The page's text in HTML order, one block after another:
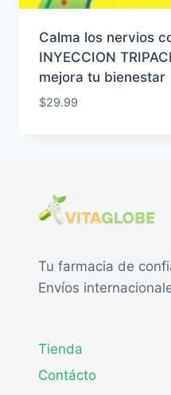
Calma los nervios
INYECCION
mejora tu bienestar
$29.99
Tu farmacia de
Envíos
Tienda
Contácto